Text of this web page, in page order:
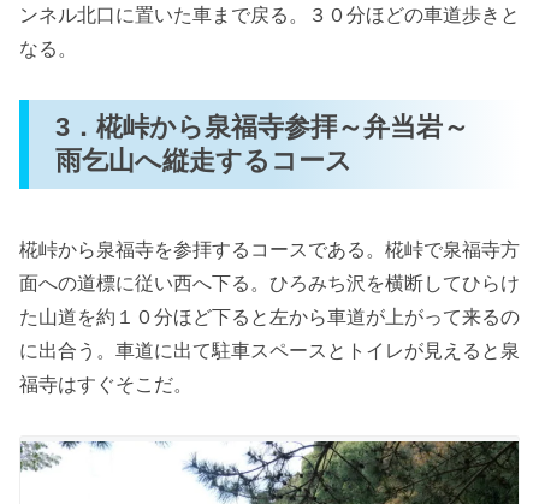
ンネル北口に置いた車まで戻る。３０分ほどの車道歩きと
なる。
3．椛峠から泉福寺参拝～弁当岩～
雨乞山へ縦走するコース
椛峠から泉福寺を参拝するコースである。椛峠で泉福寺方
面への道標に従い西へ下る。ひろみち沢を横断してひらけ
た山道を約１０分ほど下ると左から車道が上がって来るの
に出合う。車道に出て駐車スペースとトイレが見えると泉
福寺はすぐそこだ。